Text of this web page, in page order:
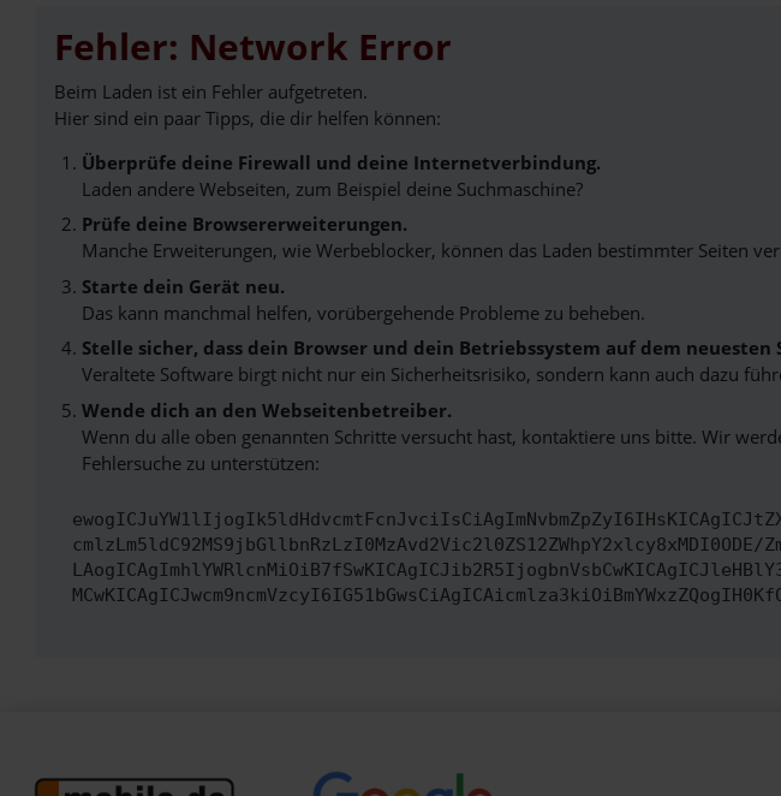
Fehler: Network Error
Beim Laden ist ein Fehler aufgetreten.
Hier sind ein paar Tipps, die dir helfen können:
Überprüfe deine Firewall und deine Internetverbindung.
Laden andere Webseiten, zum Beispiel deine Suchmaschine?
Prüfe deine Browsererweiterungen.
Manche Erweiterungen, wie Werbeblocker, können das Laden bestimmter Seiten
Starte dein Gerät neu.
Das kann manchmal helfen, vorübergehende Probleme zu beheben.
Stelle sicher, dass dein Browser und dein Betriebssystem auf dem neuesten
Veraltete Software birgt nicht nur ein Sicherheitsrisiko, sondern kann auch dazu
Wende dich an den Webseitenbetreiber.
Wenn du alle oben genannten Schritte versucht hast, kontaktiere uns bitte. Wir
Fehlersuche zu unterstützen:
cmlzLm5ldC92MS9jbGllbnRzLzI0MzAvd2Vic2l0ZS12ZWhpY2xlcy8xMDI0ODE/